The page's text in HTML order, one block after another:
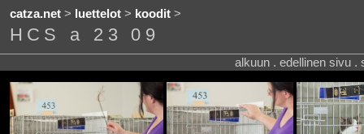
catza.net> luettelot> koodit>
HCS a 23 09
alkuun . edellinen sivu .